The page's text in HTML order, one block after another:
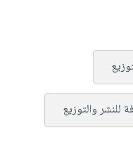
للنشر والتوزيع